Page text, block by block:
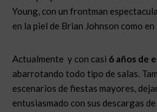
Young, con un frontman
en la piel de Brian Johnson como
Actualmente y con casi 6 años de
abarrotando todo tipo de salas.
escenarios de fiestas mayores,
entusiasmado con sus descargas